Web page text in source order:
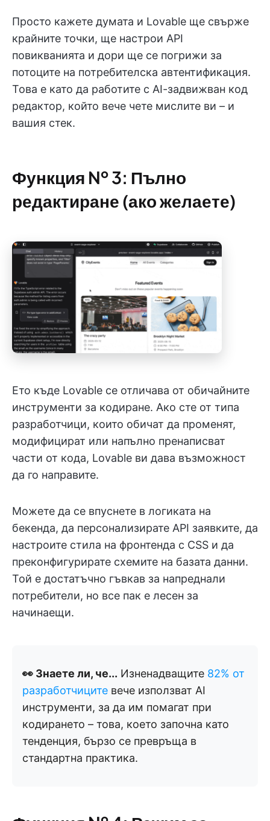
Просто кажете думата и Lovable ще свърже
крайните точки, ще настрои API
повикванията и дори ще се погрижи за
потоците на потребителска автентификация.
Това е като да работите с AI-задвижван код
редактор, който вече чете мислите ви – и
вашия стек.
Функция № 3: Пълно
редактиране (ако желаете)
Ето къде Lovable се отличава от обичайните
инструменти за кодиране. Ако сте от типа
разработчици, които обичат да променят,
модифицират или напълно пренаписват
части от кода, Lovable ви дава възможност
да го направите.
Можете да се впуснете в логиката на
бекенда, да персонализирате API заявките, да
настроите стила на фронтенда с CSS и да
преконфигурирате схемите на базата данни.
Той е достатъчно гъвкав за напреднали
потребители, но все пак е лесен за
начинаещи.
👀 Знаете ли, че... Изненадващите 82% от
разработчиците вече използват AI
инструменти, за да им помагат при
кодирането – това, което започна като
тенденция, бързо се превръща в
стандартна практика.